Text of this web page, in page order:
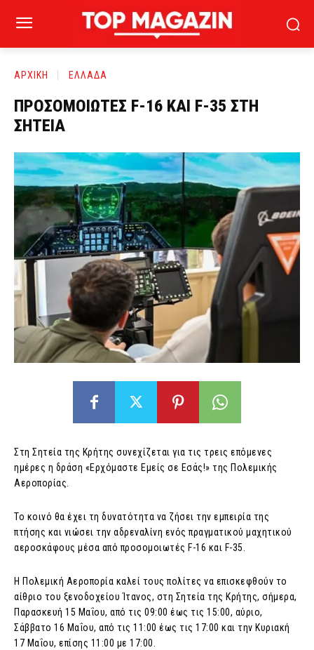
ΑΡΧΙΚΗ ΕΛΛΑΔΑ
ΠΡΟΣΟΜΟΙΩΤΕΣ F-16 ΚΑΙ F-35 ΣΤΗ
ΣΗΤΕΙΑ
Στη Σητεία της Κρήτης συνεχίζεται για τις τρεις επόμενες
ημέρες η δράση «Ερχόμαστε Εμείς σε Εσάς!» της Πολεμικής
Αεροπορίας.
Το κοινό θα έχει τη δυνατότητα να ζήσει την εμπειρία της
πτήσης και νιώσει την αδρεναλίνη ενός πραγματικού μαχητικού
αεροσκάφους μέσα από προσομοιωτές F-16 και F-35.
Η Πολεμική Αεροπορία καλεί τους πολίτες να επισκεφθούν το
αίθριο του ξενοδοχείου Ίτανος, στη Σητεία της Κρήτης, σήμερα,
Παρασκευή 15 Μαΐου, από τις 09:00 έως τις 15:00, αύριο,
Σάββατο 16 Μαΐου, από τις 11:00 έως τις 17:00 και την Κυριακή
17 Μαΐου, επίσης 11:00 με 17:00.